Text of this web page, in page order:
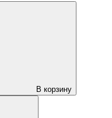
В корзину